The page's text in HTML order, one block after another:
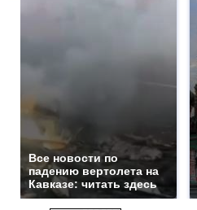
Все новости по
падению вертолета на
Кавказе: читать здесь